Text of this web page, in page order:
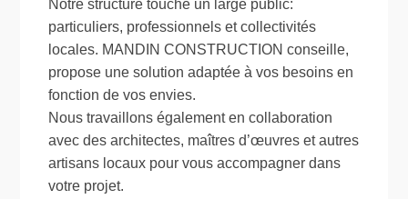
Notre structure touche un large public:
particuliers, professionnels et collectivités
locales. MANDIN CONSTRUCTION conseille,
propose une solution adaptée à vos besoins en
fonction de vos envies.
Nous travaillons également en collaboration
avec des architectes, maîtres d’œuvres et autres
artisans locaux pour vous accompagner dans
votre projet.